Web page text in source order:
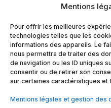
Mentions
Pour offrir les meilleures
technologies telles que les
informations des appareils. Le
nous permettra de traiter des
de navigation ou les ID uniques
consentir ou de retirer son
sur certaines caractéristiques et
Mentions légales et gestion des
Unicis
Tel : 03
La Péniche
Pas-